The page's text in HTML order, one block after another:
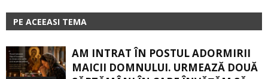
PE ACEEASI TEMA
AM INTRAT ÎN POSTUL ADORMIRII
MAICII DOMNULUI. URMEAZĂ DOUĂ